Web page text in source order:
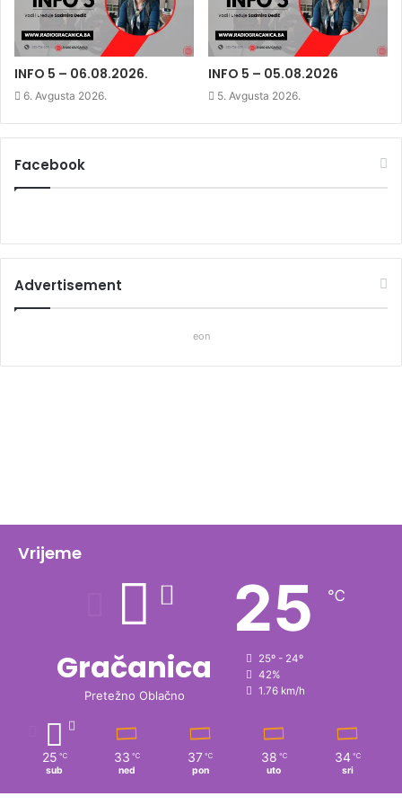
i
n
d
o
w
)
n
o
w
)
i
n
d
w
)
INFO 5 – 06.08.2026.
6. Avgusta 2026.
INFO 5 – 05.08.2026
5. Avgusta 2026.
Facebook
Advertisement
eon
Vrijeme
Gračanica
Pretežno Oblačno
25 ℃
25º - 24º
42%
1.76 km/h
25 ℃
sub
33 ℃
ned
37 ℃
pon
38 ℃
uto
34 ℃
sri